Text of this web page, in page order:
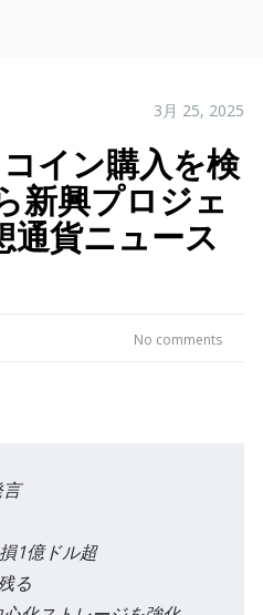
3月 25, 2025
イン購入を検
新興プロジェ
通貨ニュース
No comments
1億ドル超
る